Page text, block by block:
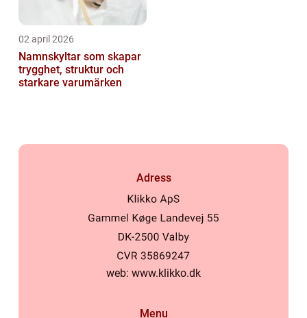
02 april 2026
Namnskyltar som skapar
trygghet, struktur och
starkare varumärken
Adress
web: www.klikko.dk
Menu